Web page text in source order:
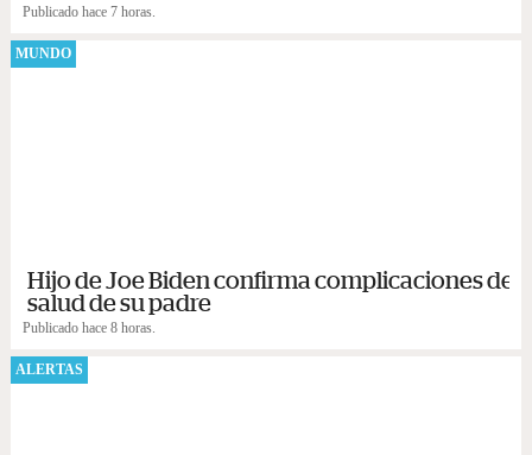
Publicado hace 7 horas.
MUNDO
Hijo de Joe Biden confirma complicaciones de
salud de su padre
Publicado hace 8 horas.
ALERTAS